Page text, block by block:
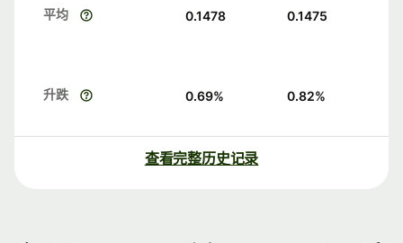
平均 0.1478 0.1475
升跌 0.69% 0.82%
查看完整历史记录